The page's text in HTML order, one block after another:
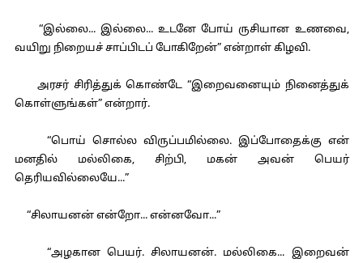
“இல்லை... இல்லை... உடனே போய் ருசியான உணவை,
வயிறு நிறையச் சாப்பிடப் போகிறேன்” என்றாள் கிழவி.
அரசர் சிரித்துக் கொண்டே “இறைவனையும் நினைத்துக்
கொள்ளுங்கள்” என்றார்.
“பொய் சொல்ல விருப்பமில்லை. இப்போதைக்கு என்
மனதில் மல்லிகை, சிற்பி, மகன் அவன் பெயர்
தெரியவில்லையே...”
“சிலாயனன் என்றோ... என்னவோ...”
“அழகான பெயர். சிலாயனன். மல்லிகை... இறைவன்